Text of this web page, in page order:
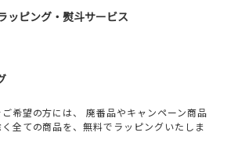
ッピング・熨斗サービス
希望の方には、 廃番品やキャンペーン商品
く全ての商品を、無料でラッピングいたしま